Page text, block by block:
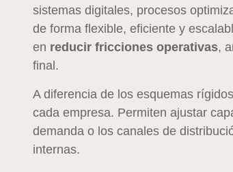
sistemas digitales, procesos
de forma flexible, eficiente y
en reducir fricciones operativas,
final.
A diferencia de los esquemas
cada empresa. Permiten ajustar
demanda o los canales de
internas.